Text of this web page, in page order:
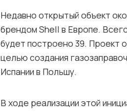
Недавно открытый объект
брендом Shell в Европе.
будет построено 39. Проект
целью создания
Испании в Польшу.
В ходе реализации этой